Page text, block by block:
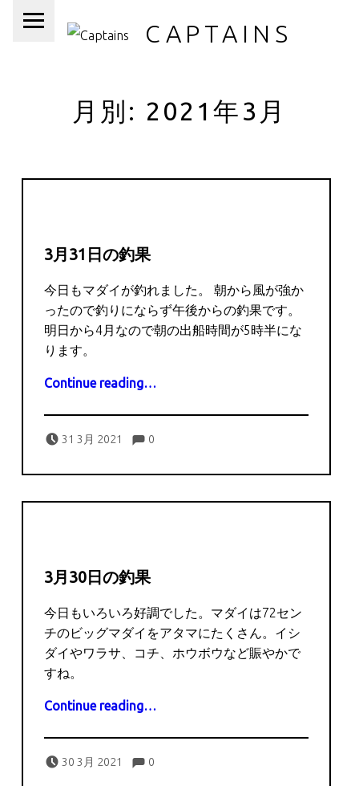
CAPTAINS
月別: 2021年3月
3月31日の釣果
今日もマダイが釣れました。 朝から風が強か
ったので釣りにならず午後からの釣果です。
明日から4月なので朝の出船時間が5時半にな
ります。
Continue reading“3月31日の釣果”
…
31 3月 2021
captains Comments:0
3月30日の釣果
今日もいろいろ好調でした。マダイは72セン
チのビッグマダイをアタマにたくさん。イシ
ダイやワラサ、コチ、ホウボウなど賑やかで
すね。
Continue reading“3月30日の釣果”
…
30 3月 2021
captains Comments:0